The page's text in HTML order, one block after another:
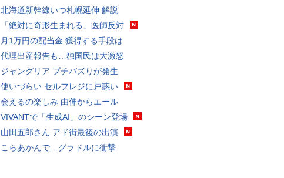
北海道新幹線いつ札幌延伸 解説
「絶対に奇形生まれる」医師反対
月1万円の配当金 獲得する手段は
代理出産報告も…独国民は大激怒
ジャングリア プチバズりが発生
使いづらい セルフレジに戸惑い
会えるの楽しみ 由伸からエール
VIVANTで「生成AI」のシーン登場
山田五郎さん アド街最後の出演
こらあかんで…グラドルに衝撃